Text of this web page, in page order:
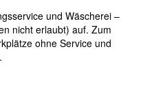
und Wäscherei –
nicht erlaubt) auf. Zum
ohne Service und